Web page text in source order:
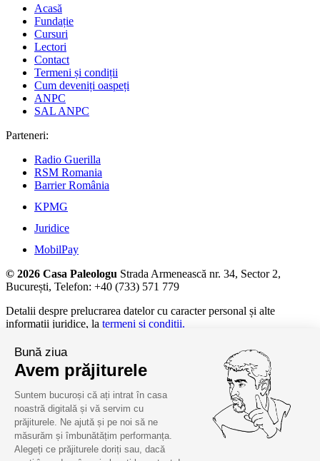
Acasă
Fundație
Cursuri
Lectori
Contact
Termeni și condiții
Cum deveniți oaspeți
ANPC
SAL ANPC
Parteneri:
Radio Guerilla
RSM Romania
Barrier România
KPMG
Juridice
MobilPay
© 2026 Casa Paleologu Strada Armenească nr. 34, Sector 2,
București, Telefon: +40 (733) 571 779
Detalii despre prelucrarea datelor cu caracter personal și alte
informații juridice, la termeni și condiții.
Bună ziua
Avem prăjiturele
Suntem bucuroși că ați intrat în casa
noastră digitală și vă servim cu
prăjiturele. Ne ajută și pe noi să ne
măsurăm și îmbunătățim performanța.
Alegeți ce prăjiturele doriți sau, dacă